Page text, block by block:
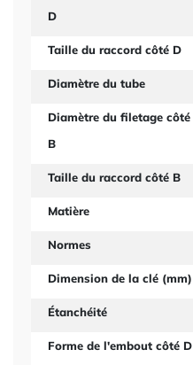
D
Taille du raccord côté D
Diamètre du tube
Diamètre du filetage côté
B
Taille du raccord côté B
Matière
Normes
Dimension de la clé (mm)
Étanchéité
Forme de l'embout côté D